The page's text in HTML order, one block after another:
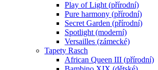
Play of Light (přírodní)
Pure harmony (přírodní)
Secret Garden (přírodní)
Spotlight (moderní)
Versailles (zámecké)
Tapety Rasch
African Queen III (přírodní)